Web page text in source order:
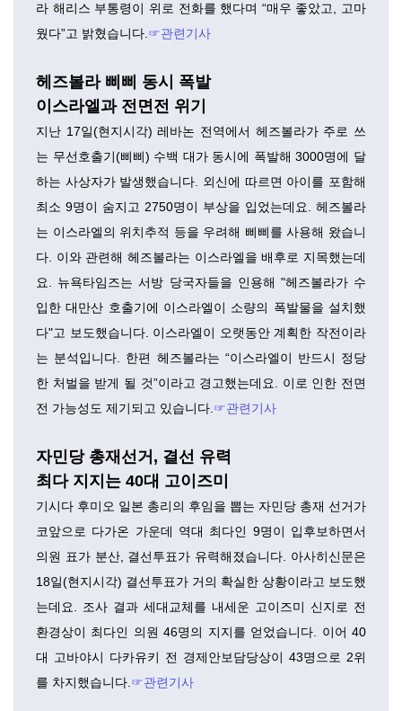
라 해리스 부통령이 위로 전화를 했다며 “매우 좋았고, 고마
웠다”고 밝혔습니다. ☞관련기사
헤즈볼라 삐삐 동시 폭발
이스라엘과 전면전 위기
지난 17일(현지시각) 레바논 전역에서 헤즈볼라가 주로 쓰
는 무선호출기(삐삐) 수백 대가 동시에 폭발해 3000명에 달
하는 사상자가 발생했습니다. 외신에 따르면 아이를 포함해
최소 9명이 숨지고 2750명이 부상을 입었는데요. 헤즈볼라
는 이스라엘의 위치추적 등을 우려해 삐삐를 사용해 왔습니
다. 이와 관련해 헤즈볼라는 이스라엘을 배후로 지목했는데
요. 뉴욕타임즈는 서방 당국자들을 인용해 "헤즈볼라가 수
입한 대만산 호출기에 이스라엘이 소량의 폭발물을 설치했
다"고 보도했습니다. 이스라엘이 오랫동안 계획한 작전이라
는 분석입니다. 한편 헤즈볼라는 “이스라엘이 반드시 정당
한 처벌을 받게 될 것”이라고 경고했는데요. 이로 인한 전면
전 가능성도 제기되고 있습니다. ☞관련기사
자민당 총재선거, 결선 유력
최다 지지는 40대 고이즈미
기시다 후미오 일본 총리의 후임을 뽑는 자민당 총재 선거가
코앞으로 다가온 가운데 역대 최다인 9명이 입후보하면서
의원 표가 분산, 결선투표가 유력해졌습니다. 아사히신문은
18일(현지시각) 결선투표가 거의 확실한 상황이라고 보도했
는데요. 조사 결과 세대교체를 내세운 고이즈미 신지로 전
환경상이 최다인 의원 46명의 지지를 얻었습니다. 이어 40
대 고바야시 다카유키 전 경제안보담당상이 43명으로 2위
를 차지했습니다. ☞관련기사